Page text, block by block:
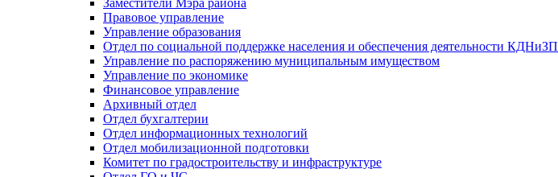
Правовое управление
Управление образования
Отдел по социальной поддержке населения и обеспечения деятельности КДНиЗП
Управление по распоряжению муниципальным имуществом
Управление по экономике
Финансовое управление
Архивный отдел
Отдел бухгалтерии
Отдел информационных технологий
Отдел мобилизационной подготовки
Комитет по градостроительству и инфраструктуре